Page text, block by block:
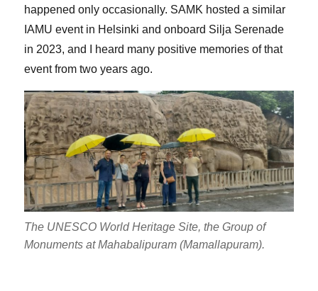
happened only occasionally. SAMK hosted a similar
IAMU event in Helsinki and onboard Silja Serenade
in 2023, and I heard many positive memories of that
event from two years ago.
The UNESCO World Heritage Site, the Group of
Monuments at Mahabalipuram (Mamallapuram).